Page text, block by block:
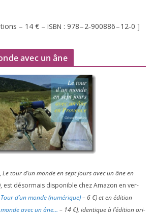
– 14 € – ISBN : 978–2‑900886–12‑0 ]
avec un âne
Le tour d’un monde en sept jours avec un âne en
, est désor­mais dis­po­nible chez Amazon en ver­
d’un monde (numé­rique)–6€) et en édi­tion
monde avec un âne… – 14€), iden­tique à l’é­di­tion ori­